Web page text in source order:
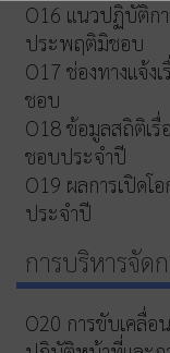
O16 แนวปฏิบัติกา
ประพฤติมิชอบ
O17 ช่องทางแจ้ง
ชอบ
O18 ข้อมูลสถิติเ
ชอบประจำปี
O19 ผลการเปิดโ
ประจำปี
การบริหารจัด
O20 การขับเคลื่อ